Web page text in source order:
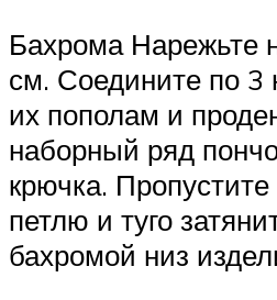
Бахрома Нарежьте
см. Соедините по 3
их пополам и
наборный ряд
крючка.
петлю и туго
бахромой низ